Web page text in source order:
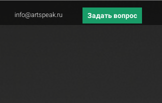
info@artspeak.ru Задать вопрос